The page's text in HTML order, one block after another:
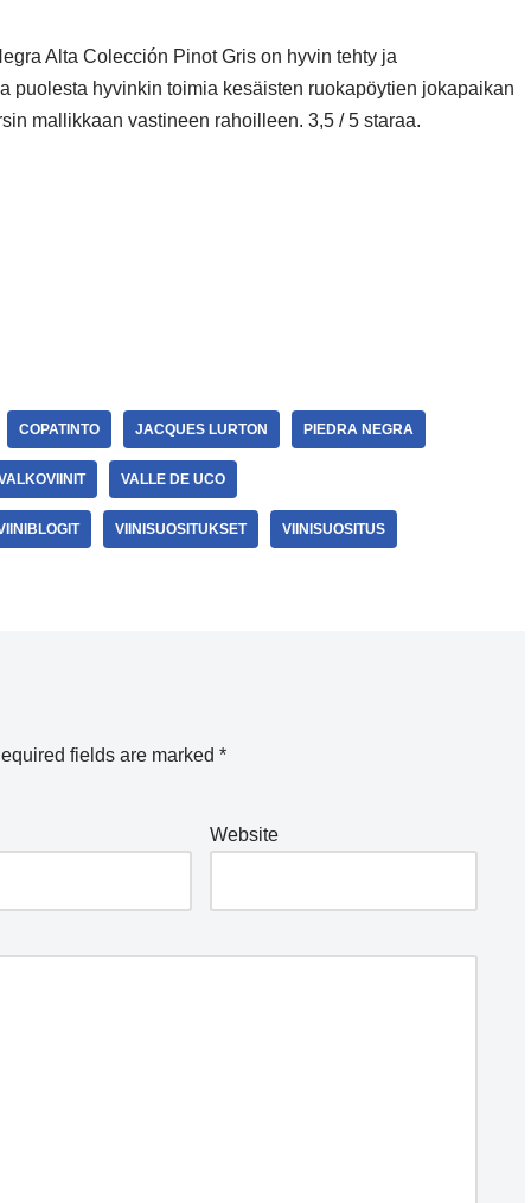
Alta Colección Pinot Gris on hyvin tehty ja
puolesta hyvinkin toimia kesäisten ruokapöytien jokapaikan
mallikkaan vastineen rahoilleen. 3,5 / 5 staraa.
COPATINTO JACQUES LURTON PIEDRA NEGRA
VALLE DE UCO
VIINISUOSITUKSET VIINISUOSITUS
fields are marked *
Website